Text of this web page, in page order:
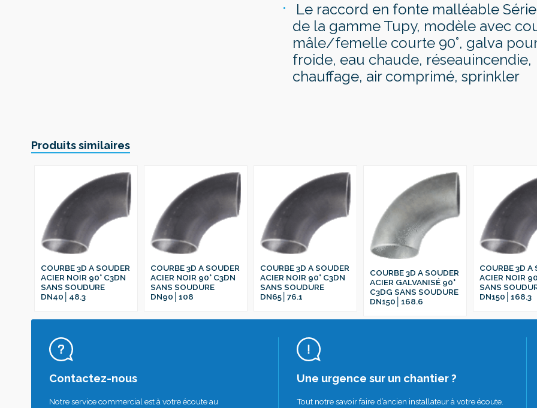
Le raccord en fonte malléable Série
de la gamme Tupy, modèle avec
mâle/femelle courte 90°, galva
froide, eau chaude, réseauincendie,
chauffage, air comprimé, sprinkler
Produits similaires
COURBE 3D A SOUDER
ACIER NOIR 90° C3DN
SANS SOUDURE
DN40│48.3
COURBE 3D A SOUDER
ACIER NOIR 90° C3DN
SANS SOUDURE
DN90│108
COURBE 3D A SOUDER
ACIER NOIR 90° C3DN
SANS SOUDURE
DN65│76.1
COURBE 3D A SOUDER
ACIER GALVANISÉ 90°
C3DG SANS SOUDURE
DN150│168.6
COURBE 3D A
ACIER NOIR
SANS
DN150│168.3
Contactez-nous
Notre service commercial est à votre écoute au
Une urgence sur un chantier ?
Tout notre savoir faire d’ancien installateur à votre écoute.